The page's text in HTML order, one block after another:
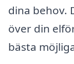
dina behov.
över din
bästa